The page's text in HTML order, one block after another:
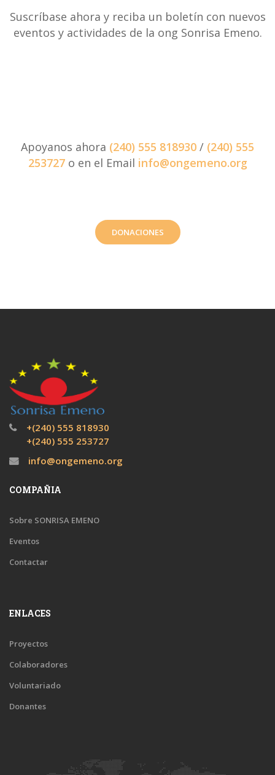
Suscríbase ahora y reciba un boletín con nuevos
eventos y actividades de la ong Sonrisa Emeno.
Apoyanos ahora (240) 555 818930 / (240) 555
253727o en el Email info@ongemeno.org
DONACIONES
+(240) 555 818930
+(240) 555 253727
info@ongemeno.org
COMPAÑIA
Sobre SONRISA EMENO
Eventos
Contactar
ENLACES
Proyectos
Colaboradores
Voluntariado
Donantes